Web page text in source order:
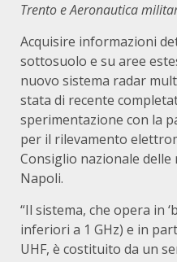
Trento e Aeronautica
Acquisire informazioni
sottosuolo e su aree
nuovo sistema radar
stata di recente
sperimentazione con la
per il rilevamento
Consiglio nazionale delle
Napoli.
“Il sistema, che opera in
inferiori a 1 GHz) e in
UHF, è costituito da un